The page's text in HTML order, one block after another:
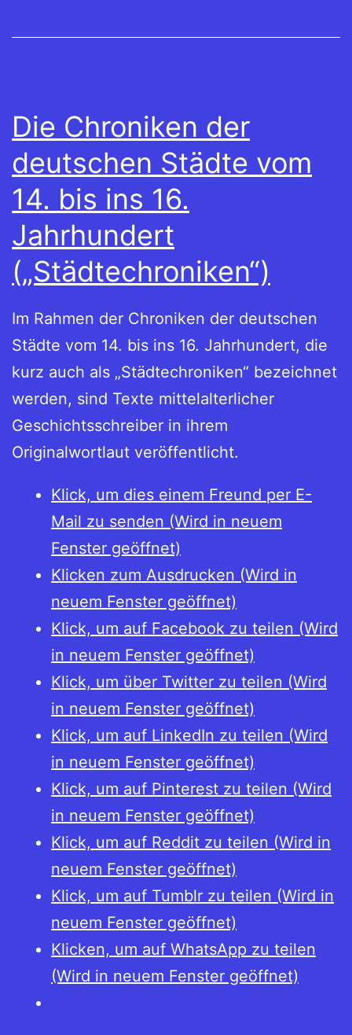
Die Chroniken der
deutschen Städte vom
14. bis ins 16.
Jahrhundert
(„Städtechroniken“)
Im Rahmen der Chroniken der deutschen
Städte vom 14. bis ins 16. Jahrhundert, die
kurz auch als „Städtechroniken“ bezeichnet
werden, sind Texte mittelalterlicher
Geschichtsschreiber in ihrem
Originalwortlaut veröffentlicht.
Klick, um dies einem Freund per E-
Mail zu senden (Wird in neuem
Fenster geöffnet)
Klicken zum Ausdrucken (Wird in
neuem Fenster geöffnet)
Klick, um auf Facebook zu teilen (Wird
in neuem Fenster geöffnet)
Klick, um über Twitter zu teilen (Wird
in neuem Fenster geöffnet)
Klick, um auf LinkedIn zu teilen (Wird
in neuem Fenster geöffnet)
Klick, um auf Pinterest zu teilen (Wird
in neuem Fenster geöffnet)
Klick, um auf Reddit zu teilen (Wird in
neuem Fenster geöffnet)
Klick, um auf Tumblr zu teilen (Wird in
neuem Fenster geöffnet)
Klicken, um auf WhatsApp zu teilen
(Wird in neuem Fenster geöffnet)